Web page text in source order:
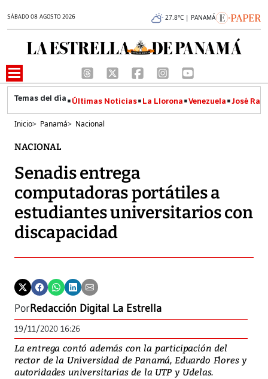
SÁBADO 08 AGOSTO 2026 27.8°C | PANAMÁ
Últimas Noticias La Llorona Venezuela José
Inicio> Panamá> Nacional
NACIONAL
Senadis entrega
computadoras portátiles a
estudiantes universitarios con
discapacidad
PorRedacción Digital La Estrella
19/11/2020 16:26
La entrega contó además con la participación del
rector de la Universidad de Panamá, Eduardo Flores y
autoridades universitarias de la UTP y Udelas.